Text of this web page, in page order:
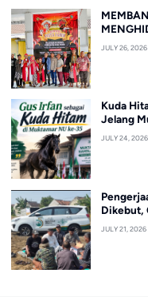
JULY 26, 2026
Kuda
Jelang
JULY 24, 2026
Dikebut,
JULY 21, 2026